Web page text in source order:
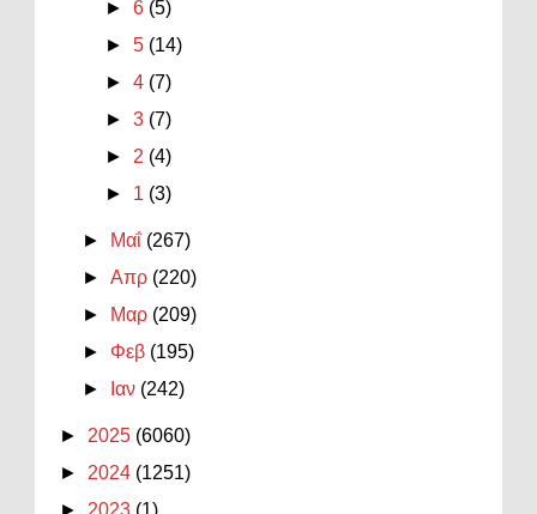
►6 (5)
►5 (14)
►4 (7)
►3 (7)
► 2 (4)
► 1 (3)
► Μαΐ (267)
►Απρ (220)
►
Μαρ (209)
► Φεβ (195)
►
Ιαν (242)
► 2025 (6060)
► 2024 (1251)